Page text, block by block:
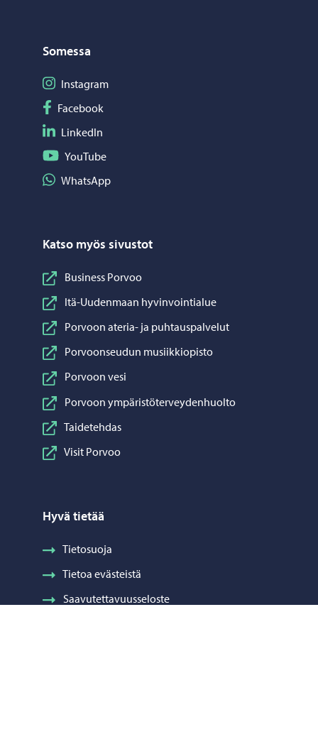
Somessa
Seuraa Instagram
Instagram
Seuraa Facebook
Facebook
Seuraa LinkedIn
LinkedIn
Seuraa YouTube
YouTube
Jaa WhatsApp
WhatsApp
Katso myös sivustot
Business Porvoo
Itä-Uudenmaan hyvinvointialue
Porvoon ateria- ja puhtauspalvelut
Porvoonseudun musiikkiopisto
Porvoon vesi
Porvoon ympäristöterveydenhuolto
Taidetehdas
Visit Porvoo
Hyvä tietää
Tietosuoja
Tietoa evästeistä
Saavutettavuusseloste